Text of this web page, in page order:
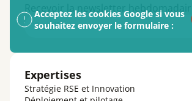
Recevoir la newsletter
Email
Acceptez les cookies Google si vous
souhaitez envoyer le formulaire :
Expertises
Stratégie RSE et Innovation